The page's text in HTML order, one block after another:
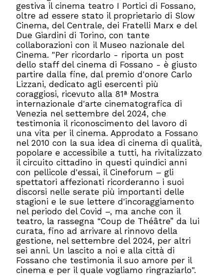
gestiva il cinema teatro I Portici di Fossano,
oltre ad essere stato il proprietario di Slow
Cinema, del Centrale, dei Fratelli Marx e del
Due Giardini di Torino, con tante
collaborazioni con il Museo nazionale del
Cinema. "Per ricordarlo - riporta un post
dello staff del cinema di Fossano - è giusto
partire dalla fine, dal premio d'onore Carlo
Lizzani, dedicato agli esercenti più
coraggiosi, ricevuto alla 81ª Mostra
internazionale d'arte cinematografica di
Venezia nel settembre del 2024, che
testimonia il riconoscimento del lavoro di
una vita per il cinema. Approdato a Fossano
nel 2010 con la sua idea di cinema di qualità,
popolare e accessibile a tutti, ha rivitalizzato
il circuito cittadino in questi quindici anni
con pellicole d'essai, il Cineforum – gli
spettatori affezionati ricorderanno i suoi
discorsi nelle serate più importanti delle
stagioni e le sue lettere d'incoraggiamento
nel periodo del Covid –, ma anche con il
teatro, la rassegna “Coup de Théâtre” da lui
curata, fino ad arrivare al rinnovo della
gestione, nel settembre del 2024, per altri
sei anni. Un lascito a noi e alla città di
Fossano che testimonia il suo amore per il
cinema e per il quale vogliamo ringraziarlo".